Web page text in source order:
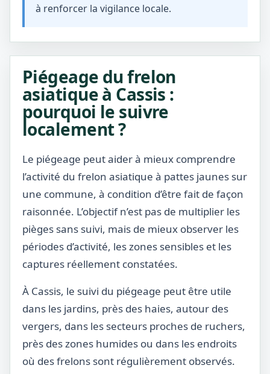
à renforcer la vigilance locale.
Piégeage du frelon
asiatique à Cassis :
pourquoi le suivre
localement ?
Le piégeage peut aider à mieux comprendre
l’activité du frelon asiatique à pattes jaunes sur
une commune, à condition d’être fait de façon
raisonnée. L’objectif n’est pas de multiplier les
pièges sans suivi, mais de mieux observer les
périodes d’activité, les zones sensibles et les
captures réellement constatées.
À Cassis, le suivi du piégeage peut être utile
dans les jardins, près des haies, autour des
vergers, dans les secteurs proches de ruchers,
près des zones humides ou dans les endroits
où des frelons sont régulièrement observés.